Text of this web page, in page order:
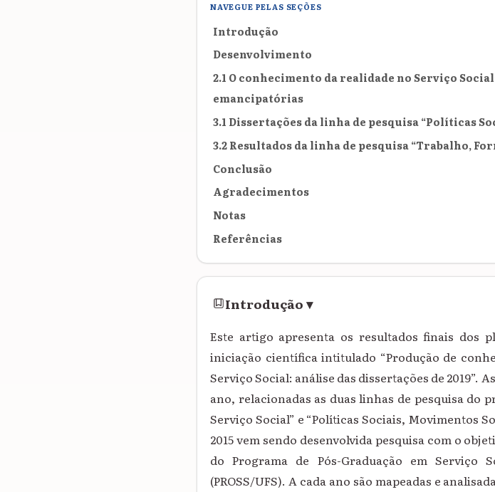
NAVEGUE PELAS SEÇÕES
Introdução
Desenvolvimento
2.1 O conhecimento da realidade no Serviço
emancipatórias
3.1 Dissertações da linha de pesquisa “Políticas
3.2 Resultados da linha de pesquisa “Trabalho,
Conclusão
Agradecimentos
Notas
Referências
Introdução▾
Este artigo apresenta os resultados finais dos
iniciação científica intitulado “Produção de
Serviço Social: análise das dissertações de 2019”.
ano, relacionadas as duas linhas de pesquisa do
Serviço Social” e “Políticas Sociais, Movimentos
2015 vem sendo desenvolvida pesquisa com o
do Programa de Pós-Graduação em Serviço
(PROSS/UFS). A cada ano são mapeadas e